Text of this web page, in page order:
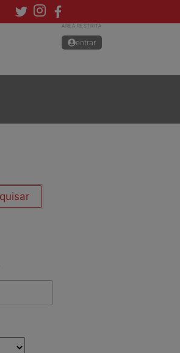
ÁREA RESTRITA
entrar